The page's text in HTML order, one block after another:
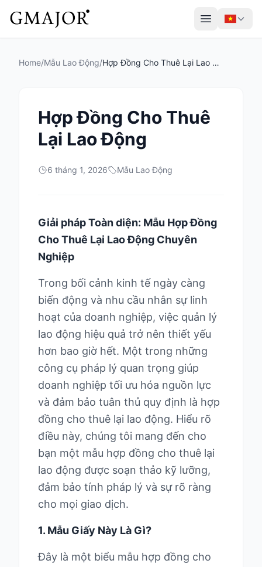
Home/Mẫu Lao Động/ Hợp Đồng Cho Thuê Lại Lao Động
Hợp Đồng Cho Thuê
Lại Lao Động
6 tháng 1, 2026 Mẫu Lao Động
Giải pháp Toàn diện: Mẫu Hợp Đồng
Cho Thuê Lại Lao Động Chuyên
Nghiệp
Trong bối cảnh kinh tế ngày càng
biến động và nhu cầu nhân sự linh
hoạt của doanh nghiệp, việc quản lý
lao động hiệu quả trở nên thiết yếu
hơn bao giờ hết. Một trong những
công cụ pháp lý quan trọng giúp
doanh nghiệp tối ưu hóa nguồn lực
và đảm bảo tuân thủ quy định là hợp
đồng cho thuê lại lao động. Hiểu rõ
điều này, chúng tôi mang đến cho
bạn một mẫu hợp đồng cho thuê lại
lao động được soạn thảo kỹ lưỡng,
đảm bảo tính pháp lý và sự rõ ràng
cho mọi giao dịch.
1. Mẫu Giấy Này Là Gì?
Đây là một biểu mẫu hợp đồng cho